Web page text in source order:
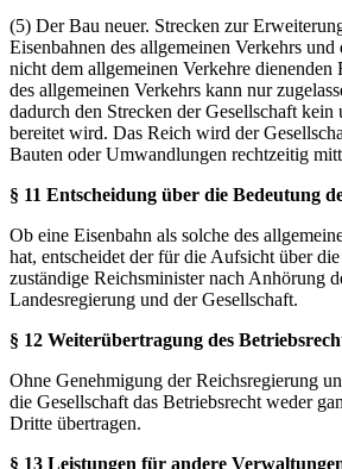
(5) Der Bau neuer. Strecken zur
Eisenbahnen des allgemeinen Verkehrs
nicht dem allgemeinen Verkehre dienenden
des allgemeinen Verkehrs kann nur
dadurch den Strecken der Gesellschaft
bereitet wird. Das Reich wird der
Bauten oder Umwandlungen rechtzeitig
§ 11 Entscheidung über die Bedeutung
Ob eine Eisenbahn als solche des
hat, entscheidet der für die Aufsicht über
zuständige Reichsminister nach Anhörung
Landesregierung und der Gesellschaft.
§ 12 Weiterübertragung des
Ohne Genehmigung der Reichsregierung
die Gesellschaft das Betriebsrecht weder
Dritte übertragen.
§ 13 Leistungen für andere